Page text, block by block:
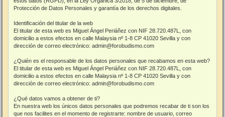
Protección de Datos Personales y garantía de los derechos digitales.
Identificación del titular de la web
El titular de esta web es Miguel Ángel Periáñez con NIF 28.720.487L, con
domicilio a estos efectos en calle Malaysia nº 1-8 CP 41020 Sevilla y con
dirección de correo electrónico: admin@forobudismo.com
¿Quién es el responsable de los datos personales que recabamos en esta web?
El titular de esta web es Miguel Ángel Periáñez con NIF 28.720.487L, con
domicilio a estos efectos en calle Malaysia nº 1-8 CP 41020 Sevilla y con
dirección de correo electrónico: admin@forobudismo.com
¿Qué datos vamos a obtener de ti?
En nuestra web los únicos datos personales que podremos recabar de ti son los
que nos facilites en el momento de registrarte: nombre de usuario, correo